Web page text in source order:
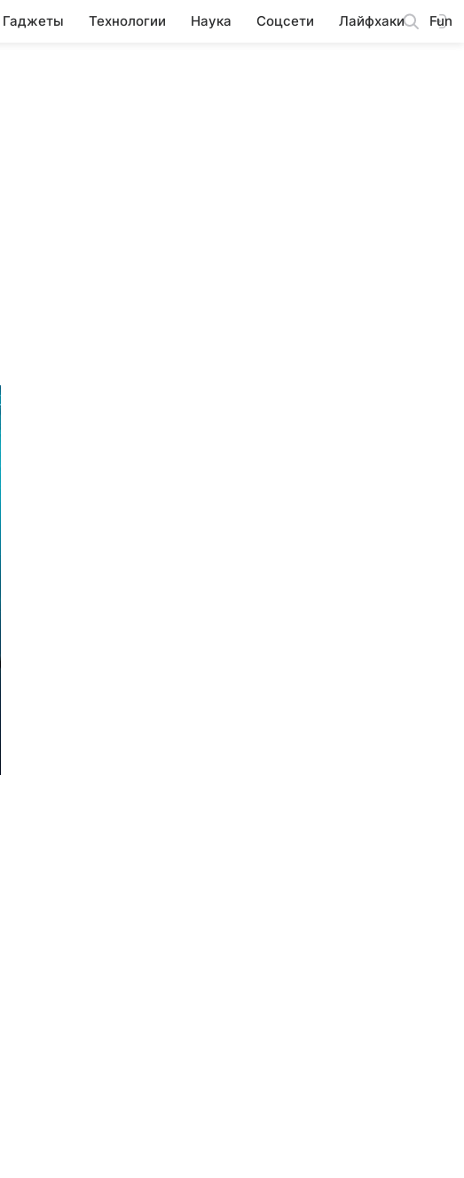
Гаджеты Технологии Наука Соцсети Лайфхаки Fun